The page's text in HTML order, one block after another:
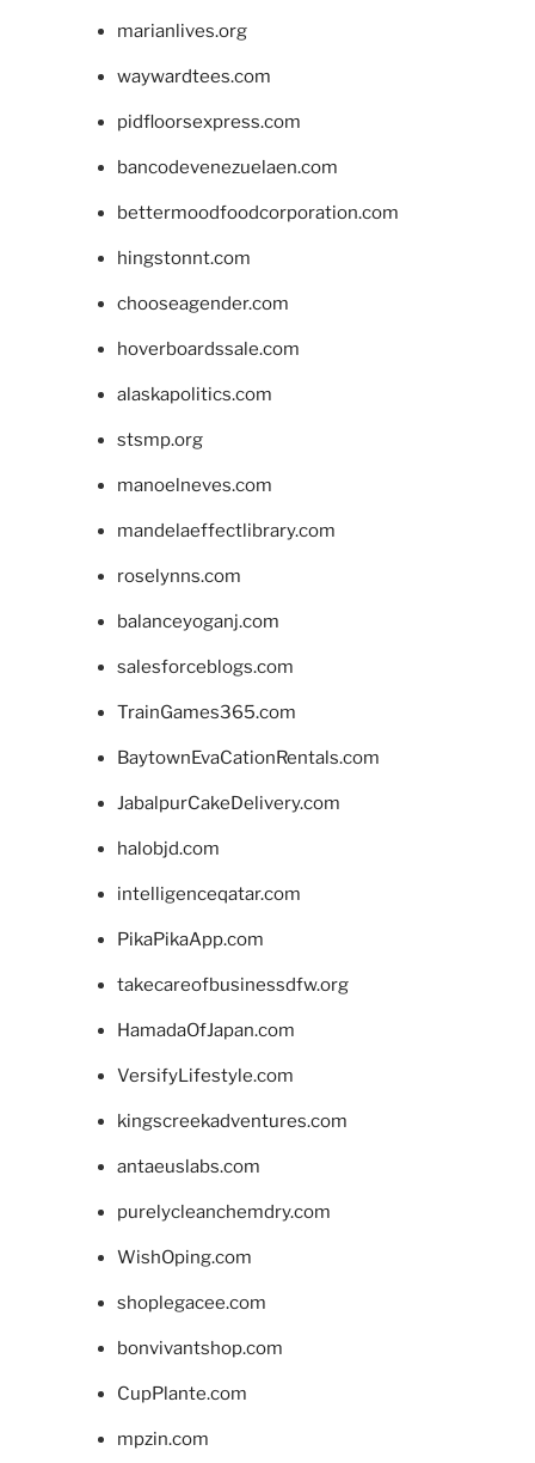
marianlives.org
waywardtees.com
pidfloorsexpress.com
bancodevenezuelaen.com
bettermoodfoodcorporation.com
hingstonnt.com
chooseagender.com
hoverboardssale.com
alaskapolitics.com
stsmp.org
manoelneves.com
mandelaeffectlibrary.com
roselynns.com
balanceyoganj.com
salesforceblogs.com
TrainGames365.com
BaytownEvaCationRentals.com
JabalpurCakeDelivery.com
halobjd.com
intelligenceqatar.com
PikaPikaApp.com
takecareofbusinessdfw.org
HamadaOfJapan.com
VersifyLifestyle.com
kingscreekadventures.com
antaeuslabs.com
purelycleanchemdry.com
WishOping.com
shoplegacee.com
bonvivantshop.com
CupPlante.com
mpzin.com